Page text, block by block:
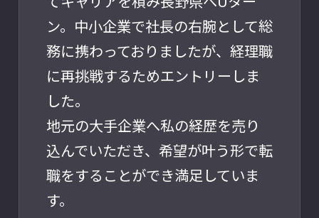
ン。中小企業で社長の右腕として総
務に携わっておりましたが、経理職
に再挑戦するためエントリーしま
した。
地元の大手企業へ私の経歴を売り
込んでいただき、希望が叶う形で転
職をすることができ満足していま
す。